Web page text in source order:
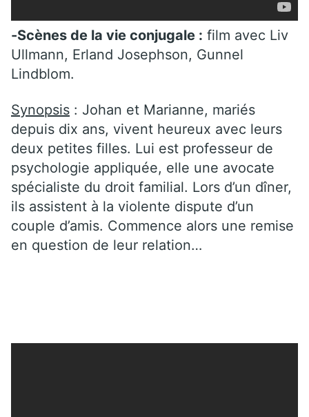
-Scènes de la vie conjugale : film avec Liv
Ullmann, Erland Josephson, Gunnel
Lindblom.
Synopsis : Johan et Marianne, mariés
depuis dix ans, vivent heureux avec leurs
deux petites filles. Lui est professeur de
psychologie appliquée, elle une avocate
spécialiste du droit familial. Lors d’un dîner,
ils assistent à la violente dispute d’un
couple d’amis. Commence alors une remise
en question de leur relation…